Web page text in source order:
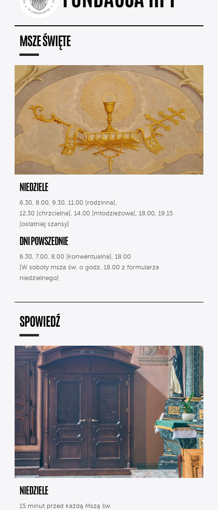
MSZE ŚWIĘTE
NIEDZIELE
6.30, 8.00, 9.30, 11.00 [rodzinna],
12.30 [chrzcielna], 14.00 [młodzieżowa], 18.00, 19.15
[ostatniej szansy]
DNI POWSZEDNIE
6.30, 7.00, 8.00 [konwentualna], 18.00
[W soboty msza św. o godz. 18.00 z formularza
niedzielnego]
SPOWIEDŹ
NIEDZIELE
15 minut przed każdą Mszą św.